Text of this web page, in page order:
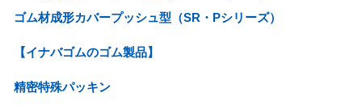
ゴム材成形カバープッシュ型（SR・Pシリーズ）
【イナバゴムのゴム製品】
精密特殊パッキン